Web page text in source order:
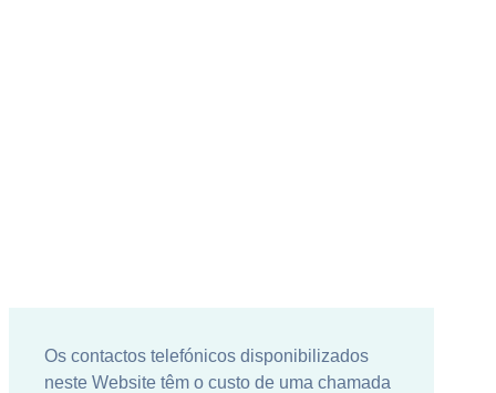
Os contactos telefónicos disponibilizados
neste Website têm o custo de uma chamada